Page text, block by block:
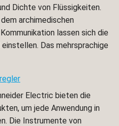
Dichte von Flüssigkeiten.
archimedischen
lassen sich die
Das mehrsprachige
Electric bieten die
um jede Anwendung in
Die Instrumente von